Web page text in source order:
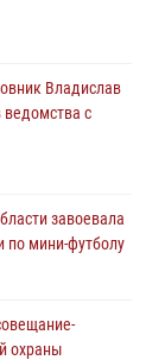
Владислав
с
завоевала
по мини-футболу
охраны